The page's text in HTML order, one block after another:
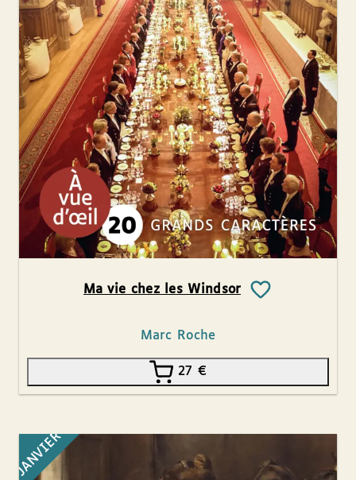
Ma vie chez les Windsor
Marc Roche
27 €
JANVIER